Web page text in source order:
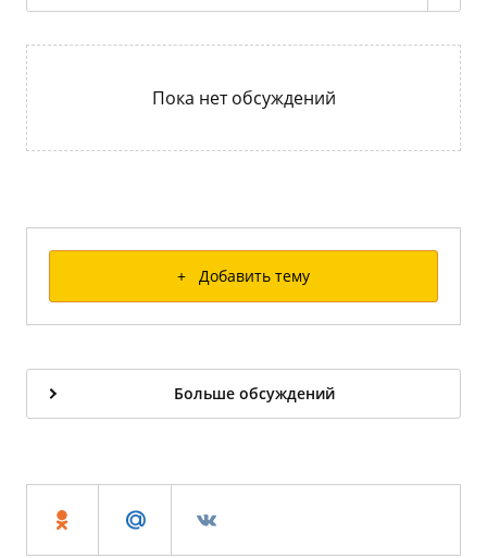
Пока нет обсуждений
+ Добавить тему
Больше обсуждений